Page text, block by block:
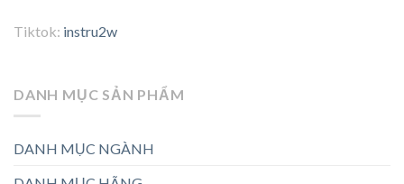
Tiktok: instru2w
DANH MỤC SẢN PHẨM
DANH MỤC NGÀNH